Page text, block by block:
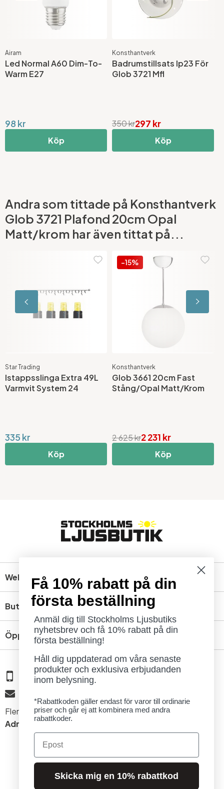
Airam
Led Normal A60 Dim-To-
Warm E27
98 kr
Köp
Konsthantverk
Badrumstillsats Ip23 För
Glob 3721 Mfl
297 kr
350 kr
Köp
Andra som tittade på Konsthantverk
Glob 3721 Plafond 20cm Opal
Matt/krom har även tittat på...
Star Trading
Istappsslinga Extra 49L
Varmvit System 24
335 kr
Köp
-15%
Konsthantverk
Glob 3661 20cm Fast
Stång/Opal Matt/Krom
2 231 kr
2 625 kr
Köp
Webbshop
Butik
Öppettider
08 - 654 29 00
Fler kontaktuppgifter »
Adress:Kungsholmsgatan 6, 112 27 Stockholm
Få 10% rabatt på din
första beställning
Anmäl dig till Stockholms Ljusbutiks
nyhetsbrev och få 10% rabatt på din
första beställning!
Håll dig uppdaterad om våra senaste
produkter och exklusiva erbjudanden
inom belysning.
*Rabattkoden gäller endast för varor till ordinarie
priser och går ej att kombinera med andra
rabattkoder.
Email
Skicka mig en 10% rabattkod